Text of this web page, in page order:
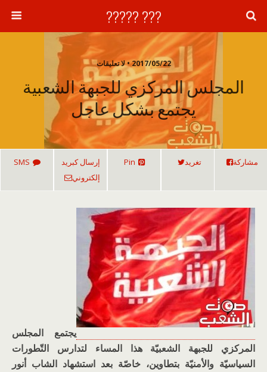
??? ?????
2017/05/22 • لا تعليقات
المجلس المركزي للجبهة الشعبية
يجتمع بشكل عاجل
مشاركة تغريد Pin
إرسال كبريد
إلكتروني
SMS
يجتمع المجلس
المركزي للجبهة الشعبيّة هذا المساء لتدارس التّطورات
السياسيّة والأمنيّة بتطاوين، خاصّة بعد استشهاد الشاب أنور